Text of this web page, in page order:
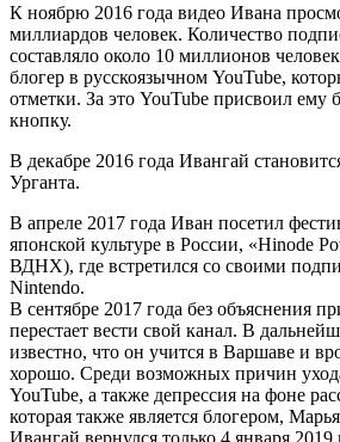
К ноябрю 2016 года видео Ивана
миллиардов человек. Количество
составляло около 10 миллионов
блогер в русскоязычном YouTube,
отметки. За это YouTube присвоил ему
кнопку.
В декабре 2016 года Ивангай
Урганта.
В апреле 2017 года Иван посетил
японской культуре в России, «Hinode
ВДНХ), где встретился со своими
Nintendo.
В сентябре 2017 года без объяснения
перестает вести свой канал. В
известно, что он учится в Варшаве и
хорошо. Среди возможных причин
YouTube, а также депрессия на фоне
которая также является блогером,
Ивангай вернулся только 4 января